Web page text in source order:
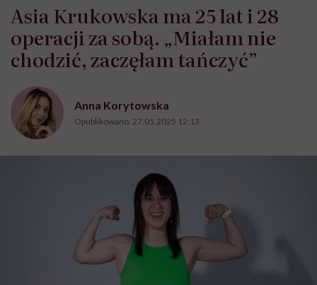
Asia Krukowska ma 25 lat i 28
operacji za sobą. „Miałam nie
chodzić, zaczęłam tańczyć”
Anna Korytowska
Opublikowano: 27.05.2025 12:13